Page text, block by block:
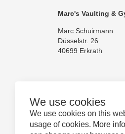
We use cookies
We use cookies on this
usage of cookies. More
Marc's Vaulting &
Marc Schuirmann
Düsselstr. 26
40699 Erkrath
Follow us